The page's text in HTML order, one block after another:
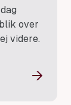
over
videre.
→